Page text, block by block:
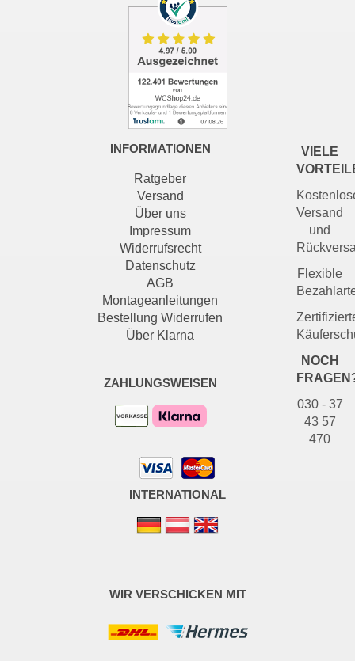
VIELE
Versand
und
Flexible
NOCH
030 - 37
43 57
470
INFORMATIONEN
Ratgeber
Versand
Über uns
Impressum
Widerrufsrecht
Datenschutz
AGB
Montageanleitungen
Bestellung Widerrufen
Über Klarna
ZAHLUNGSWEISEN
INTERNATIONAL
WIR VERSCHICKEN MIT